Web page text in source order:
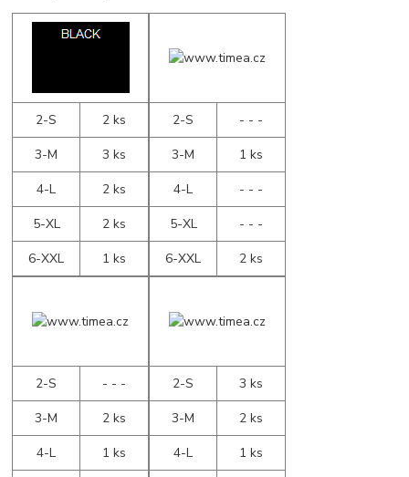
2-S
2 ks
3-M
3 ks
4-L
2 ks
5-XL
2 ks
6-XXL
1 ks
2-S
- - -
3-M
1 ks
4-L
- - -
5-XL
- - -
6-XXL
2 ks
2-S
- - -
3-M
2 ks
4-L
1 ks
2-S
3 ks
3-M
2 ks
4-L
1 ks